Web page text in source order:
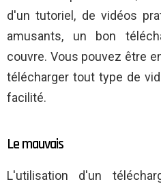
d'un tutoriel, de vidéos
amusants, un bon
couvre. Vous pouvez être
télécharger tout type de
facilité.
Le mauvais
L'utilisation d'un